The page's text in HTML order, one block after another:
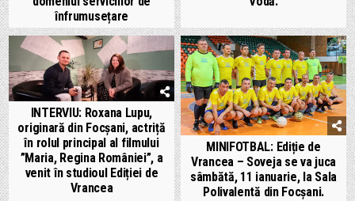
înfrumusețare
INTERVIU: Roxana Lupu,
originară din Focșani, actriță
în rolul principal al filmului
”Maria, Regina României”, a
venit în studioul Ediției de
Vrancea
MINIFOTBAL: Ediție de
Vrancea – Soveja se va juca
sâmbătă, 11 ianuarie, la Sala
Polivalentă din Focșani.